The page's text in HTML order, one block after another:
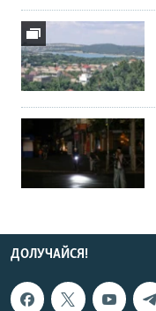
ДОЛУЧАЙСЯ!